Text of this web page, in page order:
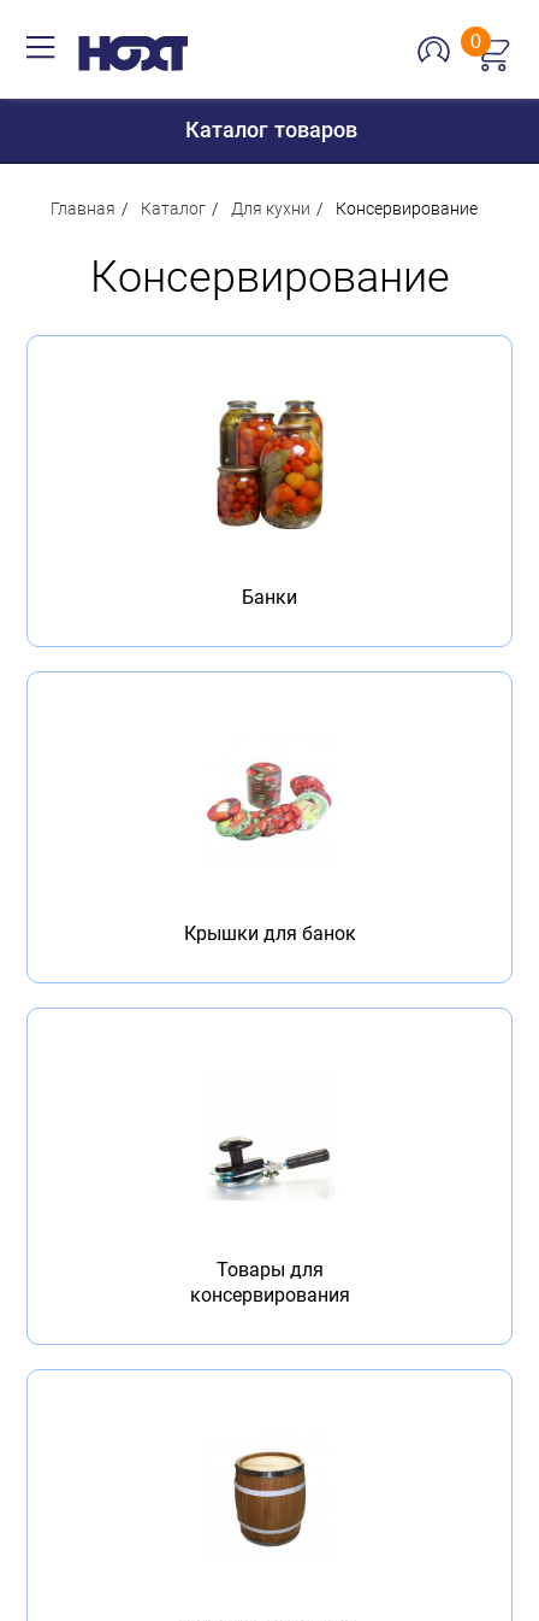
0
Каталог товаров
Для дома
Строительство и ремонт
Главная Каталог Для кухни Консервирование
Консервирование
Банки
Крышки для банок
Товары для
консервирования